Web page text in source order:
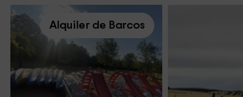
Alquiler de Barcos